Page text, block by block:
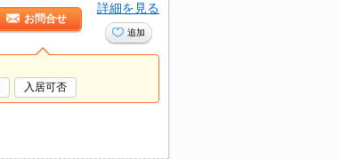
お問合せ
詳細を見る
追加
入居可否